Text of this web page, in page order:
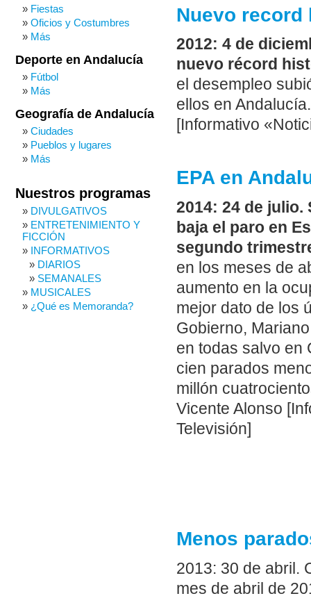
Nuevo record
2012: 4 de
nuevo récord
el desempleo
ellos en
[Informativo
EPA en
2014: 24 de julio.
baja el paro en
segundo
en los meses de
aumento en la
mejor dato de los
Gobierno,
en todas salvo en
cien parados
millón
Vicente Alonso
Televisión]
Menos
2013: 30 de abril.
mes de abril de
Fiestas
Oficios y Costumbres
Más
Deporte en Andalucía
Fútbol
Más
Geografía de Andalucía
Ciudades
Pueblos y lugares
Más
Nuestros programas
DIVULGATIVOS
ENTRETENIMIENTO Y
FICCIÓN
INFORMATIVOS
DIARIOS
SEMANALES
MUSICALES
¿Qué es Memoranda?